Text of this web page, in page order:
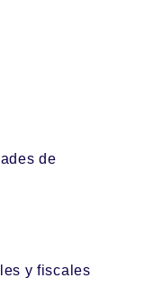
de
y fiscales